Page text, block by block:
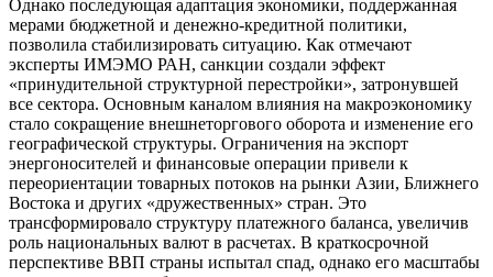
Однако последующая адаптация экономики, поддержанная
мерами бюджетной и денежно-кредитной политики,
позволила стабилизировать ситуацию. Как отмечают
эксперты ИМЭМО РАН, санкции создали эффект
«принудительной структурной перестройки», затронувшей
все сектора. Основным каналом влияния на макроэкономику
стало сокращение внешнеторгового оборота и изменение его
географической структуры. Ограничения на экспорт
энергоносителей и финансовые операции привели к
переориентации товарных потоков на рынки Азии, Ближнего
Востока и других «дружественных» стран. Это
трансформировало структуру платежного баланса, увеличив
роль национальных валют в расчетах. В краткосрочной
перспективе ВВП страны испытал спад, однако его масштабы